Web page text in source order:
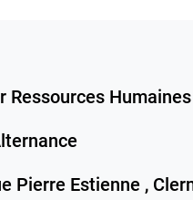
Ressources Humaines
Pierre Estienne ,